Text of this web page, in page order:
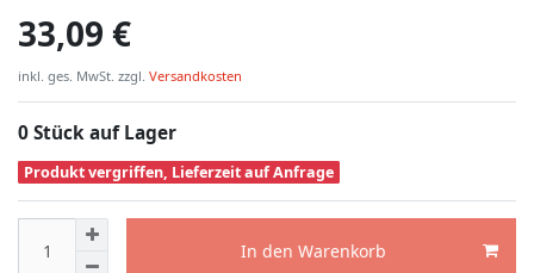
33,09 €
inkl. ges. MwSt. zzgl. Versandkosten
0 Stück auf Lager
Produkt vergriffen, Lieferzeit auf Anfrage
In den Warenkorb